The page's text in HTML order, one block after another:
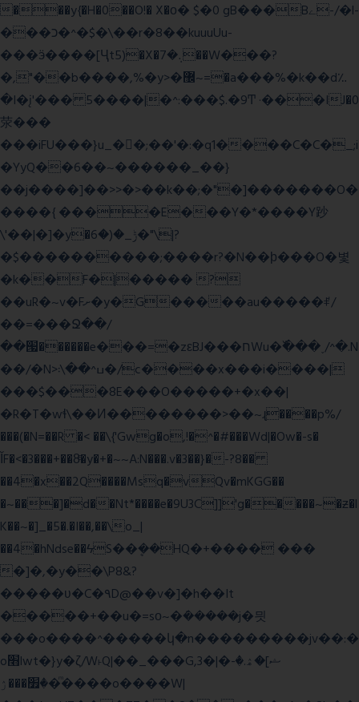
���y{�H�0��O!� X�о� $�0 gB���Bے-/�l-
���כ�^�$�\��r�8��kuuuUu-
���ӭ����[Ҷt5)�X�܉�7��W���?
�,"��b����,%�y>�޼~=�a���%�k��d؉
�I�į'��� 5����|�^:���$.�9Ͳ ·���IJ�0
荥���
���iFU���}u_��;��'�:�q1����C�C�_;i
�YyQ��6��~������_��}
��j����]��>>�>��k��;�"�]�������O�
����{ ����E���Y�*����Y䟞
\'��|�]�y�ݱ_�(�6�"\|?
�$����������;����r?�N��ϸ���O�볓
�k��F�|����� ?
��uR�~v�Fށ�y�G�����au�����ꑷ/
��=���Ջ��/
��՗������e���=�zεBJ���חWu�߰���˯/^�.N
��/�N>ߎ^��\܃�/c����x���i����|
���$���ܿ8E���O�����+�x��|
�R�T�wɬ\� �И��������>��~ɻ����p%/
���(�N=��R �< ��\{'Gwg�o,!�^�#���Wd|�Ow�-s�
ĬF�<�3���+��8ͣ�y�+�~~A:N���.v�3��}�-?8��
��4�x��2Q����Msq�vQv�mKGG��
�~���]�d��Nt*����e�9U3C]]'g�����~�ƶ�l
K��~�]_�5�.�I��,��\o_|
��4�hNdse��ϟS��ܷ��HQ�+���� ���
�]�,�y��\P8&?
�����ʋ�C�۹D@��v�]�h��It
�����+��u�=sο~�ܿ�����j�믯
���o����^�����կ�n���������jv��:�
o׫lwt�}y�ζ/W˫Q|��_���G,3�|�ޝ]�ۿ.�-
�׿���ۯ�ͫ����o����W|